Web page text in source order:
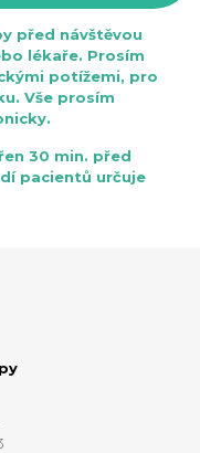
před návštěvou
lékaře. Prosím
potížemi, pro
Vše prosím
30 min. před
pacientů určuje